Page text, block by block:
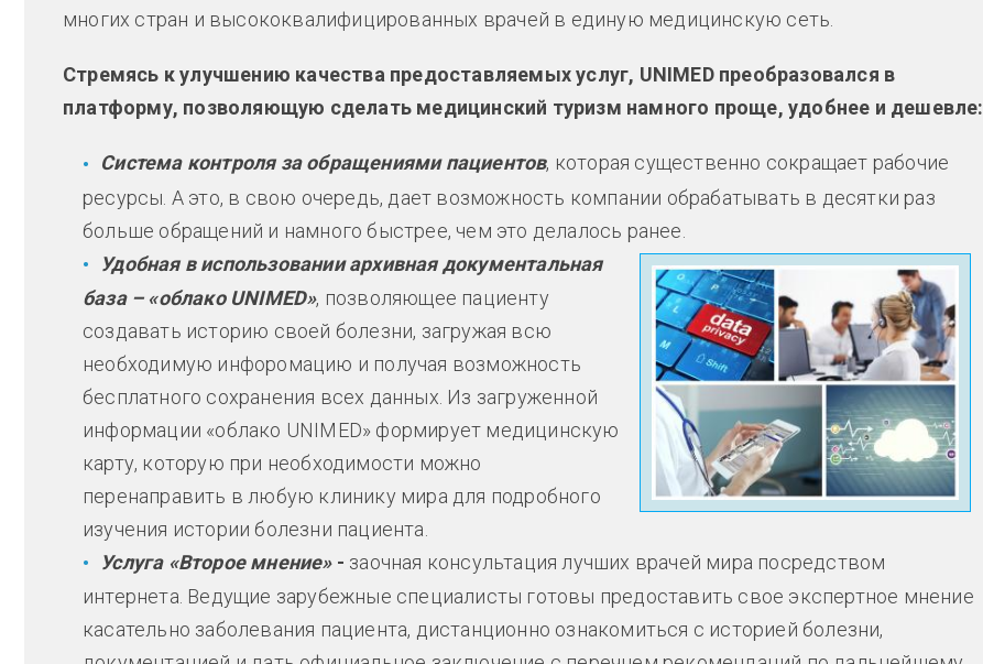
многих стран и высококвалифицированных врачей в единую медицинскую сеть.
Стремясь к улучшению качества предоставляемых услуг, UNIMED преобразовался в
платформу, позволяющую сделать медицинский туризм намного проще, удобнее и дешевле:
Система контроля за обращениями пациентов, которая существенно сокращает рабочие
ресурсы. А это, в свою очередь, дает возможность компании обрабатывать в десятки раз
больше обращений и намного быстрее, чем это делалось ранее.
Удобная в использовании архивная документальная
база – «облако UNIMED», позволяющее пациенту
создавать историю своей болезни, загружая всю
необходимую инфоромацию и получая возможность
бесплатного сохранения всех данных. Из загруженной
информации «облако UNIMED» формирует медицинскую
карту, которую при необходимости можно
перенаправить в любую клинику мира для подробного
изучения истории болезни пациента.
Услуга «Второе мнение»- заочная консультация лучших врачей мира посредством
интернета. Ведущие зарубежные специалисты готовы предоставить свое экспертное мнение
касательно заболевания пациента, дистанционно ознакомиться с историей болезни,